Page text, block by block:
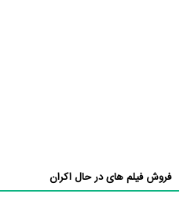
فروش فیلم های در حال اکران